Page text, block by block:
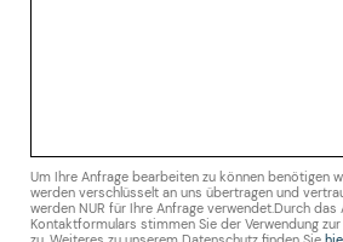
Um Ihre Anfrage bearbeiten zu können benötigen
werden verschlüsselt an uns übertragen und
werden NUR für Ihre Anfrage verwendet.Durch das
Kontaktformulars stimmen Sie der Verwendung